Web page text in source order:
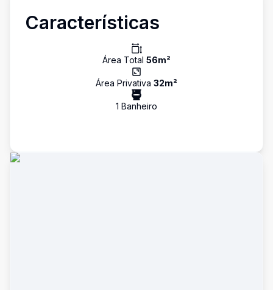
Características
Área Total 56m²
Área Privativa 32m²
1 Banheiro